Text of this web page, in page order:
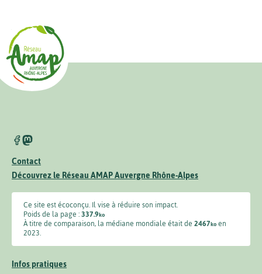
Infos pratiques
Contact
Découvrez le Réseau AMAP Auvergne Rhône-Alpes
Ce site est écoconçu. Il vise à réduire son impact.
Poids de la page :337.9ko
À titre de comparaison, la médiane mondiale était de2467koen
2023.